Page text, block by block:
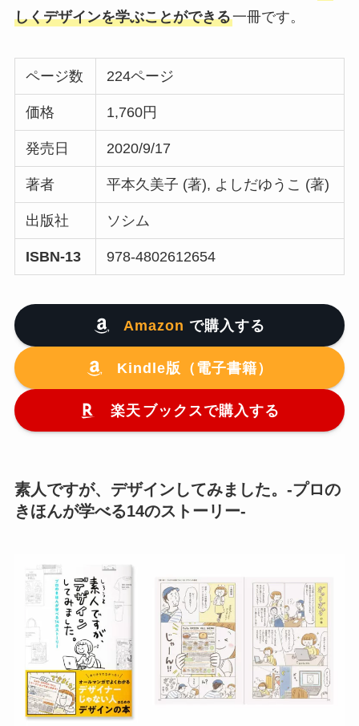
しくデザインを学ぶことができる一冊です。
ページ数 224ページ
価格 1,760円
発売日 2020/9/17
著者 平本久美子 (著), よしだゆうこ (著)
出版社 ソシム
ISBN-13 978-4802612654
Amazon で購入する
Kindle版（電子書籍）
楽天 ブックスで購入する
素人ですが、デザインしてみました。-プロの
きほんが学べる14のストーリー-